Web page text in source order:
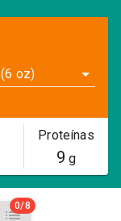
oz)
Proteínas
9 g
0/8